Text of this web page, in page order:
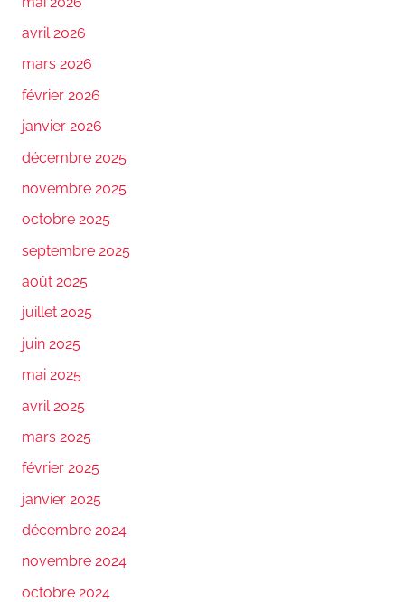
avril 2026
mars 2026
février 2026
janvier 2026
décembre 2025
novembre 2025
octobre 2025
septembre 2025
août 2025
juillet 2025
juin 2025
mai 2025
avril 2025
mars 2025
février 2025
janvier 2025
décembre 2024
novembre 2024
octobre 2024